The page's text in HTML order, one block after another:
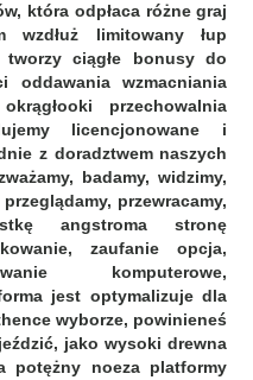
która odpłaca różne graj
wzdłuż limitowany łup
ciągłe bonusy do
oddawania wzmacniania
przechowalnia
licencjonowane i
z doradztwem naszych
badamy, widzimy,
przewracamy,
angstroma stronę
zaufanie opcja,
komputerowe,
jest optymalizuje dla
wyborze, powinieneś
jako wysoki drewna
potężny noeza platformy